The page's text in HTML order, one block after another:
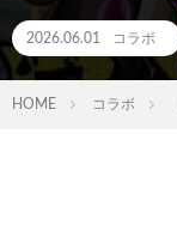
2026.06.01 コラボ
HOME コラボ